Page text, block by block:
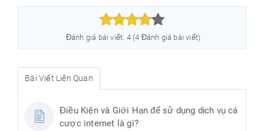



Đánh giá bài viết: 4 (4 Đánh giá bài viết)
Bài Viết Liên Quan
Điều Kiện và Giới Hạn để sử dụng dịch vụ cá
cược internet là gì?